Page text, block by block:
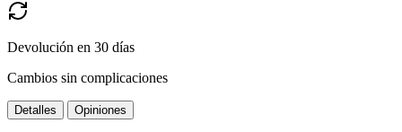
Devolución en 30 días
Cambios sin complicaciones
Detalles Opiniones